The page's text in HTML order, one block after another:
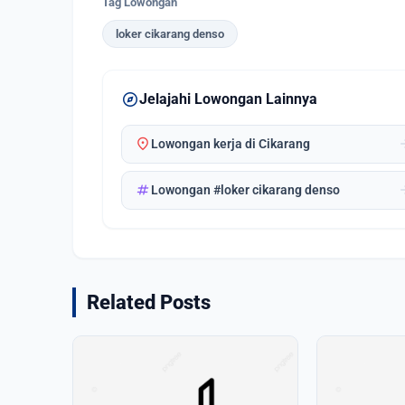
loker cikarang denso
exploreJelajahi Lowongan Lainnya
location_on Lowongan kerja di Cikarang
tagLowongan #loker cikarang denso
Related Posts